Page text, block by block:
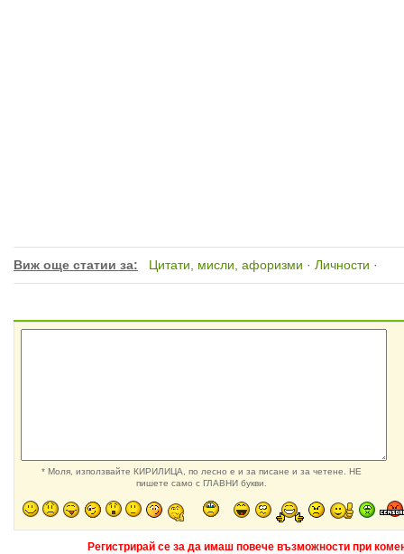
Виж още статии за: Цитати, мисли, афоризми · Личности ·
* Моля, използвайте КИРИЛИЦА, по лесно е и за писане и за четене. НЕ
пишете само с ГЛАВНИ букви.
Регистрирай се за да имаш повече възможности при